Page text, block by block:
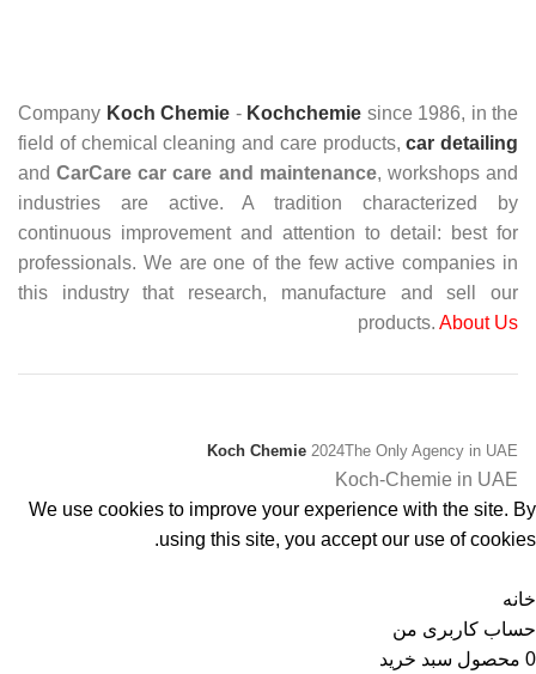
Company Koch Chemie - Kochchemie since 1986, in the
field of chemical cleaning and care products,car detailing
andCarCare car care and maintenance, workshops and
industries are active. A tradition characterized by
continuous improvement and attention to detail: best for
professionals. We are one of the few active companies in
this industry that research, manufacture and sell our
products. About Us
Koch Chemie 2024The Only Agency in UAE
Koch-Chemie in UAE
We use cookies to improve your experience with the site. By
using this site, you accept our use of cookies.
خانه
حساب کاربری من
0 محصول سبد خرید